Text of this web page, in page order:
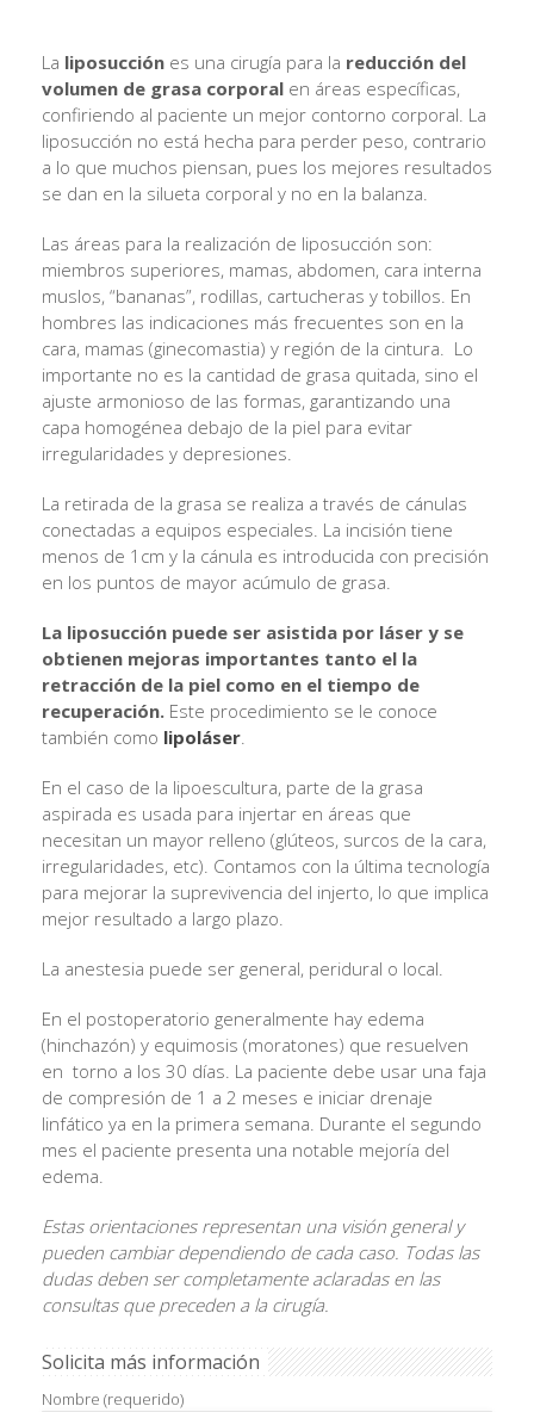
La liposucción es una cirugía para la reducción del
volumen de grasa corporal en áreas específicas,
confiriendo al paciente un mejor contorno corporal. La
liposucción no está hecha para perder peso, contrario
a lo que muchos piensan, pues los mejores resultados
se dan en la silueta corporal y no en la balanza.
Las áreas para la realización de liposucción son:
miembros superiores, mamas, abdomen, cara interna
muslos, “bananas”, rodillas, cartucheras y tobillos. En
hombres las indicaciones más frecuentes son en la
cara, mamas (ginecomastia) y región de la cintura. Lo
importante no es la cantidad de grasa quitada, sino el
ajuste armonioso de las formas, garantizando una
capa homogénea debajo de la piel para evitar
irregularidades y depresiones.
La retirada de la grasa se realiza a través de cánulas
conectadas a equipos especiales. La incisión tiene
menos de 1cm y la cánula es introducida con precisión
en los puntos de mayor acúmulo de grasa.
La liposucción puede ser asistida por láser y se
obtienen mejoras importantes tanto el la
retracción de la piel como en el tiempo de
recuperación. Este procedimiento se le conoce
también como lipoláser.
En el caso de la lipoescultura, parte de la grasa
aspirada es usada para injertar en áreas que
necesitan un mayor relleno (glúteos, surcos de la cara,
irregularidades, etc). Contamos con la última tecnología
para mejorar la suprevivencia del injerto, lo que implica
mejor resultado a largo plazo.
La anestesia puede ser general, peridural o local.
En el postoperatorio generalmente hay edema
(hinchazón) y equimosis (moratones) que resuelven
en torno a los 30 días. La paciente debe usar una faja
de compresión de 1 a 2 meses e iniciar drenaje
linfático ya en la primera semana. Durante el segundo
mes el paciente presenta una notable mejoría del
edema.
Estas orientaciones representan una visión general y
pueden cambiar dependiendo de cada caso. Todas las
dudas deben ser completamente aclaradas en las
consultas que preceden a la cirugía.
Solicita más información
Nombre (requerido)